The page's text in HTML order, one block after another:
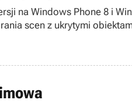
rozegrania scen z ukrytymi